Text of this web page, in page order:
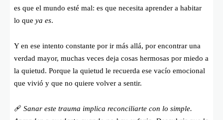
es que el mundo esté mal: es que necesita aprender a habitar
lo que ya es.
Y en ese intento constante por ir más allá, por encontrar una
verdad mayor, muchas veces deja cosas hermosas por miedo a
la quietud. Porque la quietud le recuerda ese vacío emocional
que vivió y que no quiere volver a sentir.
🩹 Sanar este trauma implica reconciliarte con lo simple.